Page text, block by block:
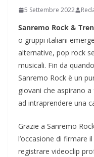
5 Settembre 2022
Sanremo Rock &
o gruppi italiani
alternative, pop rock
musicali. Fin da
Sanremo Rock è un
giovani che aspirano
ad intraprendere una
Grazie a Sanremo
l’occasione di firmare
registrare videoclip